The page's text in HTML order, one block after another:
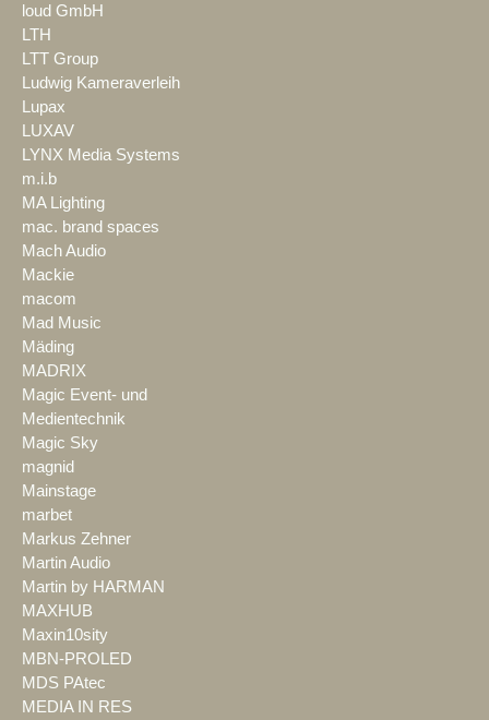
loud GmbH
LTH
LTT Group
Ludwig Kameraverleih
Lupax
LUXAV
LYNX Media Systems
m.i.b
MA Lighting
mac. brand spaces
Mach Audio
Mackie
macom
Mad Music
Mäding
MADRIX
Magic Event- und
Medientechnik
Magic Sky
magnid
Mainstage
marbet
Markus Zehner
Martin Audio
Martin by HARMAN
MAXHUB
Maxin10sity
MBN-PROLED
MDS PAtec
MEDIA IN RES